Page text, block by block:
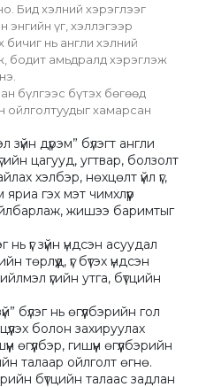
Бид хэлний хэрэглээг
үг, хэллэгээр
бичиг нь англи хэлний
бодит амьдралд хэрэглэж
бүлгээс бүтэх бөгөөд
ойлголтуудыг хамарсан
зүйн дүрэм” бүлэгт англи
цагууд, угтвар, болзолт
хэлбэр, нөхцөлт үйл үг,
гэх мэт чимхлүүр
жишээ баримтыг
нь үг зүйн үндсэн асуудал
төрлүүд, үг бүтэх үндсэн
үгийн утга, бүтцийн
бүлэг нь өгүүлбэрийн гол
болон захируулах
гишүүн өгүүлбэрийн
талаар ойлголт өгнө.
бүтцийн талаас задлан